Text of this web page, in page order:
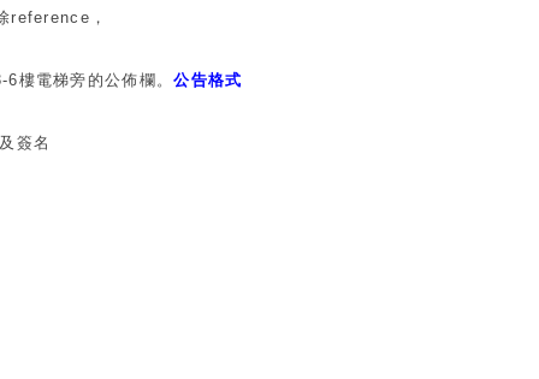
，
電梯旁的公佈欄。公告格式
簽名